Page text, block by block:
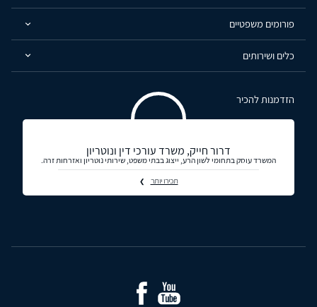
פורומים משפטיים
כלים ושירותים
הזדמנות להכיר
דרור חייק, משרד עורכי דין ונוטריון
המשרד עוסק בתחומי לשון הרע, ייצוג בבתי משפט, שירותי נוטריון ואזרחות זרה.
תכירו יותר